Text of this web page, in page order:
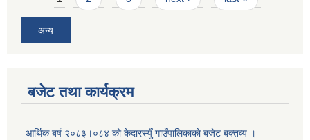
अन्य
बजेट तथा कार्यक्रम
आर्थिक बर्ष २०८३।०८४ को केदारस्युँ गाउँपालिकाकाे बजेट बक्तव्य ।